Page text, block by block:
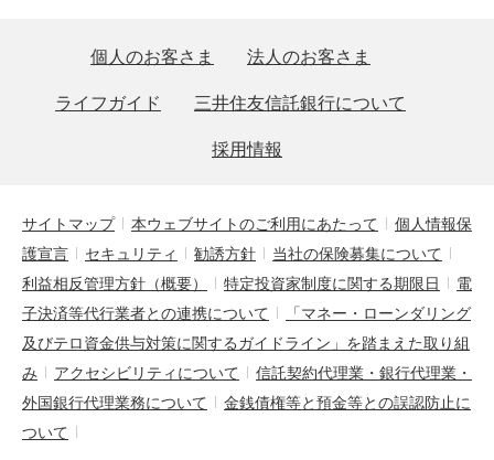
個人のお客さま
法人のお客さま
ライフガイド
三井住友信託銀行について
採用情報
サイトマップ 本ウェブサイトのご利用にあたって
個人情報保
護宣言
セキュリティ 勧誘方針
当社の保険募集について
利益相反管理方針（概要）
特定投資家制度に関する期限日
電
子決済等代行業者との連携について
「マネー・ローンダリング
及びテロ資金供与対策に関するガイドライン」を踏まえた取り組
み
アクセシビリティについて
信託契約代理業・銀行代理業・
外国銀行代理業務について
金銭債権等と預金等との誤認防止に
ついて